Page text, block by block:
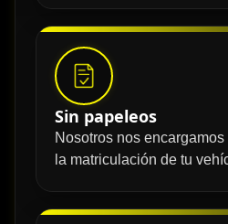
Sin papeleos
Nosotros nos
la matriculación de tu